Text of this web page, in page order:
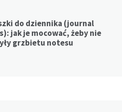
do dziennika (journal
jak je mocować, żeby nie
grzbietu notesu